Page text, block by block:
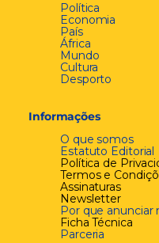
Política
Economia
País
África
Mundo
Cultura
Desporto
Informações
O que somos
Estatuto Editorial
Política de
Termos e
Assinaturas
Newsletter
Por que anunciar
Ficha Técnica
Parceria